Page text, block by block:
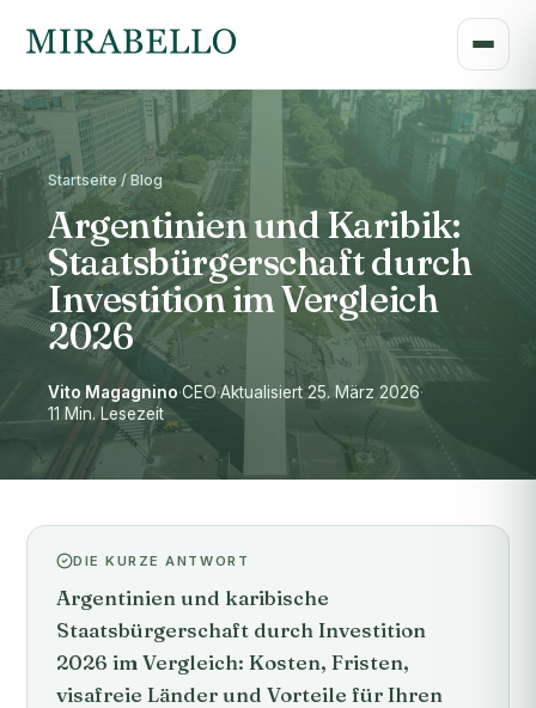
Startseite / Blog
Argentinien und Karibik:
Staatsbürgerschaft durch
Investition im Vergleich
2026
Vito Magagnino·CEO·Aktualisiert 25. März 2026·
11 Min. Lesezeit
DIE KURZE ANTWORT
Argentinien und karibische
Staatsbürgerschaft durch Investition
2026 im Vergleich: Kosten, Fristen,
visafreie Länder und Vorteile für Ihren